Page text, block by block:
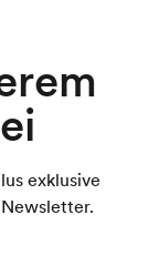
exklusive